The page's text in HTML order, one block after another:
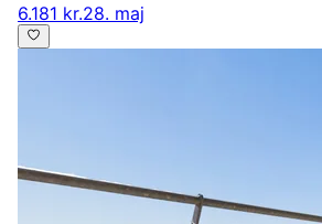
6.181 kr.28. maj